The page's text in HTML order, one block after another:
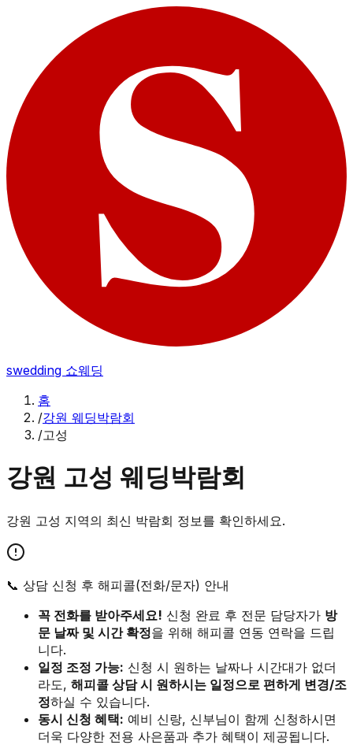
swedding 쇼웨딩
홈
/강원 웨딩박람회
/고성
강원 고성 웨딩박람회
강원 고성 지역의 최신 박람회 정보를 확인하세요.
📞 상담 신청 후 해피콜(전화/문자) 안내
꼭 전화를 받아주세요! 신청 완료 후 전문 담당자가 방
문 날짜 및 시간 확정을 위해 해피콜 연동 연락을 드립
니다.
일정 조정 가능: 신청 시 원하는 날짜나 시간대가 없더
라도, 해피콜 상담 시 원하시는 일정으로 편하게 변경/조
정하실 수 있습니다.
동시 신청 혜택: 예비 신랑, 신부님이 함께 신청하시면
더욱 다양한 전용 사은품과 추가 혜택이 제공됩니다.